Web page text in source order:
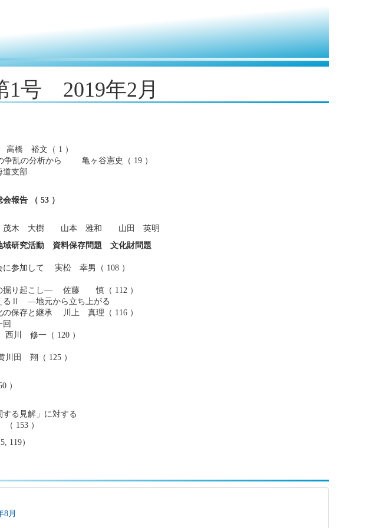
号 2019年2月
橋 裕文（ 1 ）
乱の分析から 亀ヶ谷憲史（ 19 ）
道支部
報告 （ 53 ）
木 大樹 山本 雅和 山田 英明
研究活動 資料保存問題 文化財問題
に参加して 実松 幸男（ 108 ）
の掘り起こし― 佐藤 慎（ 112 ）
るⅡ ―地元から立ち上がる
の保存と継承 川上 真理（ 116 ）
回
西川 修一（ 120 ）
田 翔（ 125 ）
）
する見解」に対する
153 ）
119）
月